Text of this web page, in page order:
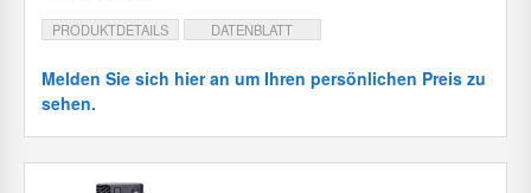
PRODUKTDETAILS DATENBLATT
Melden Sie sich hier an um Ihren persönlichen Preis zu
sehen.